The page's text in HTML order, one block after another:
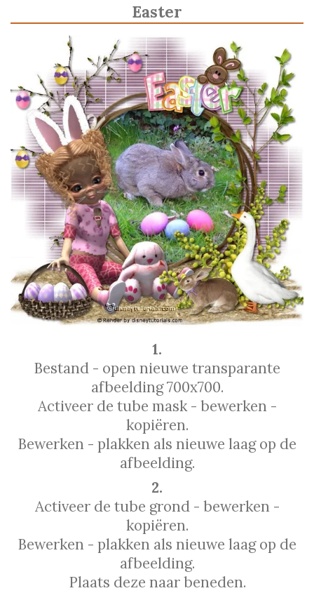
Easter
1.
Bestand - open nieuwe transparante
afbeelding 700x700.
Activeer de tube mask - bewerken -
kopiëren.
Bewerken - plakken als nieuwe laag op de
afbeelding.
2.
Activeer de tube grond - bewerken -
kopiëren.
Bewerken - plakken als nieuwe laag op de
afbeelding.
Plaats deze naar beneden.